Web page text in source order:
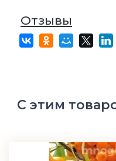
Отзывы
С этим